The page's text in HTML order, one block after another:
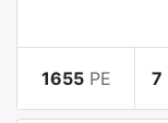
1655 PE 7